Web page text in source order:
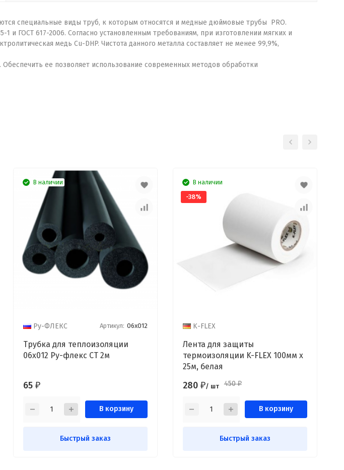
специальные виды труб, к которым относятся и медные дюймовые трубы PRO.
и ГОСТ 617-2006. Согласно установленным требованиям, при изготовлении мягких и
медь Cu-DHP. Чистота данного металла составляет не менее 99,9%,
ее позволяет использование современных методов обработки
В наличии
Ру-ФЛЕКС Артикул: 06х012
Трубка для теплоизоляции
06х012 Ру-флекс СТ 2м
65 ₽
В корзину
Быстрый заказ
-38%
В наличии
K-FLEX
Лента для защиты
термоизоляции K-FLEX 100мм х
25м, белая
280 ₽/ шт 450₽
В корзину
Быстрый заказ